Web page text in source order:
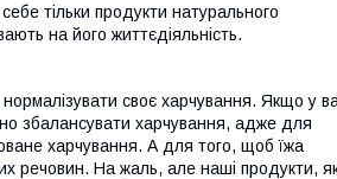
тільки продукти натурального
на його життєдіяльність.
своє харчування. Якщо у
збалансувати харчування, адже для
харчування. А для того, щоб їжа
речовин. На жаль, але наші продукти,